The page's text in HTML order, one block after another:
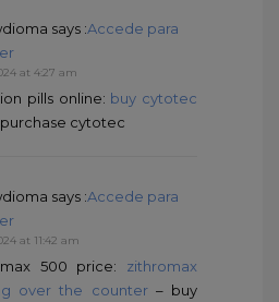
says :Accede para
at 4:27 am
pills online: buy cytotec
cytotec
says :Accede para
at 11:42 am
500 price: zithromax
over the counter– buy